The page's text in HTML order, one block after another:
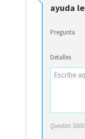
ayuda
Pregunta
Detalles
Quedan